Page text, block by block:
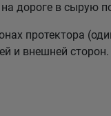
дороге в сырую
протектора
и внешней сторон.